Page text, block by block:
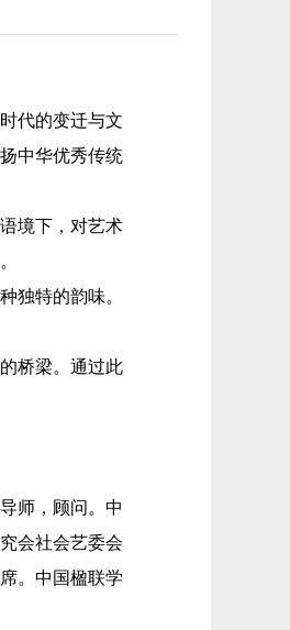
代的变迁与文
中华优秀传统
境下，对艺术
独特的韵味。
桥梁。通过此
师，顾问。中
会社会艺委会
。中国楹联学